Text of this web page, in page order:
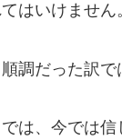
はいけません
調だった訳で
は、今では信